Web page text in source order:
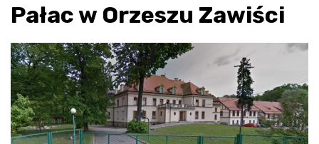
Pałac w Orzeszu Zawiści